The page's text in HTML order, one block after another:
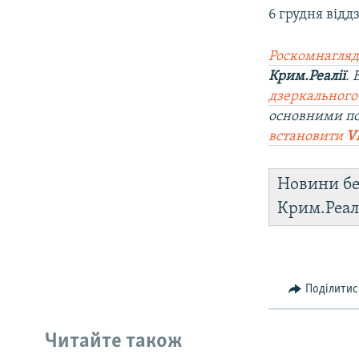
6 грудня
Крим.Реалії.
основними
встановити
Новини
Читайте також